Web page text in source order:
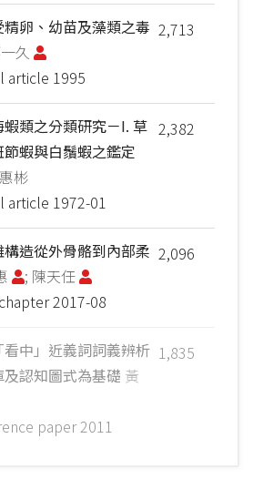
2,713
卵、幼苗及藻類之毒
久
article 1995
2,382
類之分類研究－I. 草
蝦與白鬚蝦之鑑定
彬
article 1972-01
2,096
造從外骨骼到內部柔
; 陳天任
2017-08
1,835
看中」近義詞詞義辨析
認知圖式為基礎 黃
paper2011